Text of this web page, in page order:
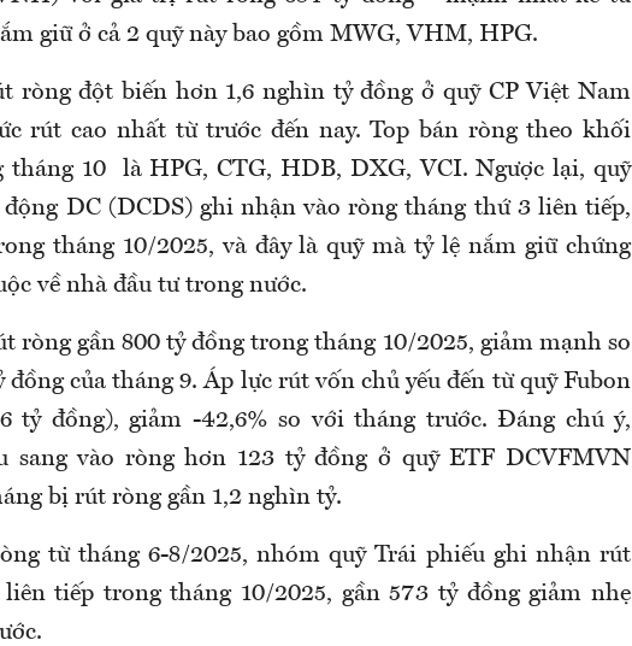
giữ ở cả 2 quỹ này bao gồm MWG, VHM, HPG.
ròng đột biến hơn 1,6 nghìn tỷ đồng ở quỹ CP Việt Nam
rút cao nhất từ trước đến nay. Top bán ròng theo khối
tháng 10 là HPG, CTG, HDB, DXG, VCI. Ngược lại, quỹ
DC (DCDS) ghi nhận vào ròng tháng thứ 3 liên tiếp,
tháng 10/2025, và đây là quỹ mà tỷ lệ nắm giữ chứng
về nhà đầu tư trong nước.
ròng gần 800 tỷ đồng trong tháng 10/2025, giảm mạnh so
của tháng 9. Áp lực rút vốn chủ yếu đến từ quỹ Fubon
tỷ đồng), giảm -42,6% so với tháng trước. Đáng chú ý,
sang vào ròng hơn 123 tỷ đồng ở quỹ ETF DCVFMVN
bị rút ròng gần 1,2 nghìn tỷ.
từ tháng 6-8/2025, nhóm quỹ Trái phiếu ghi nhận rút
tiếp trong tháng 10/2025, gần 573 tỷ đồng giảm nhẹ